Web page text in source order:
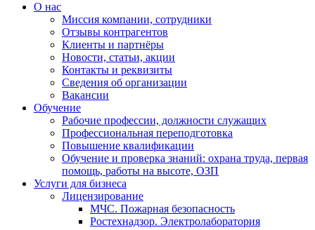
О нас
Миссия компании, сотрудники
Отзывы контрагентов
Клиенты и партнёры
Новости, статьи, акции
Контакты и реквизиты
Сведения об организации
Вакансии
Обучение
Рабочие профессии, должности служащих
Профессиональная переподготовка
Повышение квалификации
Обучение и проверка знаний: охрана труда, первая
помощь, работы на высоте, ОЗП
Услуги для бизнеса
Лицензирование
МЧС. Пожарная безопасность
Ростехнадзор. Электролаборатория